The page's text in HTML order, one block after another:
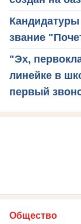
звание
"Эх,
линейке в
первый
Общество